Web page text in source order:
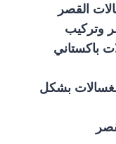
القصر
وتركيب
باكستاني
بشكل